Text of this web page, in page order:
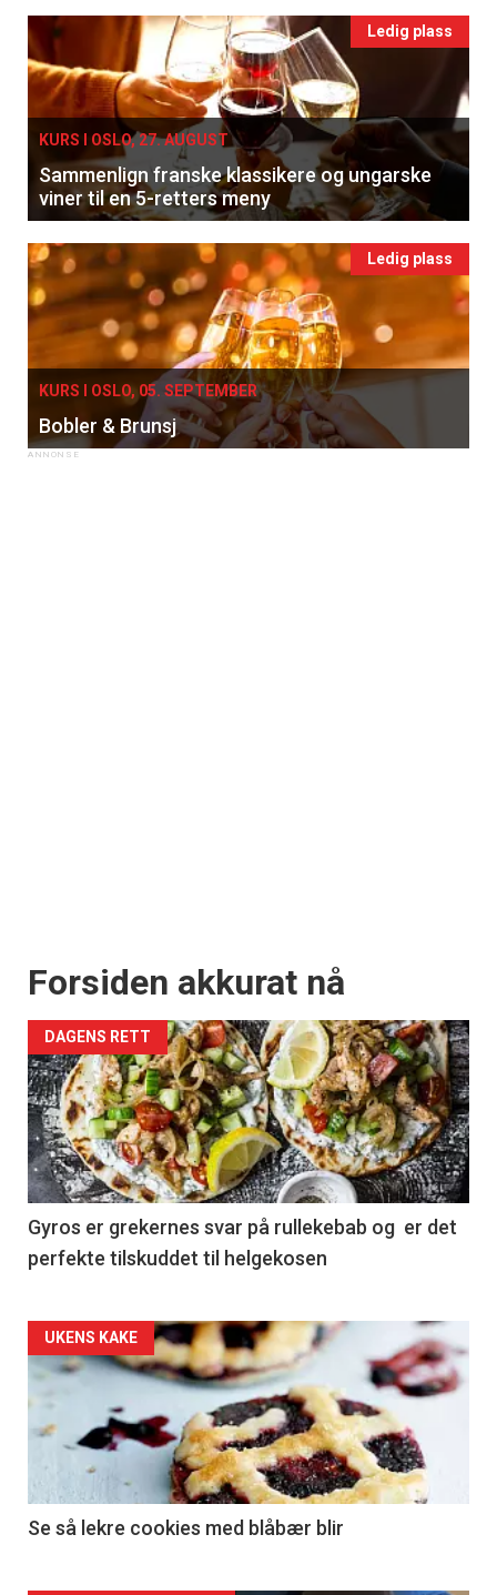
Ledig plass
KURS I OSLO, 27. AUGUST
Sammenlign franske klassikere og ungarske
viner til en 5-retters meny
Ledig plass
KURS I OSLO, 05. SEPTEMBER
Bobler & Brunsj
Forsiden akkurat nå
DAGENS RETT
Gyros er grekernes svar på rullekebab og er det
perfekte tilskuddet til helgekosen
Forsiden
akkurat
nå
2
UKENS KAKE
Se så lekre cookies med blåbær blir